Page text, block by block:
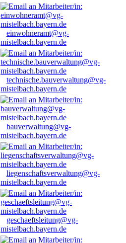
einwohneramt@vg-
mistelbach.bayern.de
technische.bauverwaltung@vg-
mistelbach.bayern.de
bauverwaltung@vg-
mistelbach.bayern.de
liegenschaftsverwaltung@vg-
mistelbach.bayern.de
geschaeftsleitung@vg-
mistelbach.bayern.de